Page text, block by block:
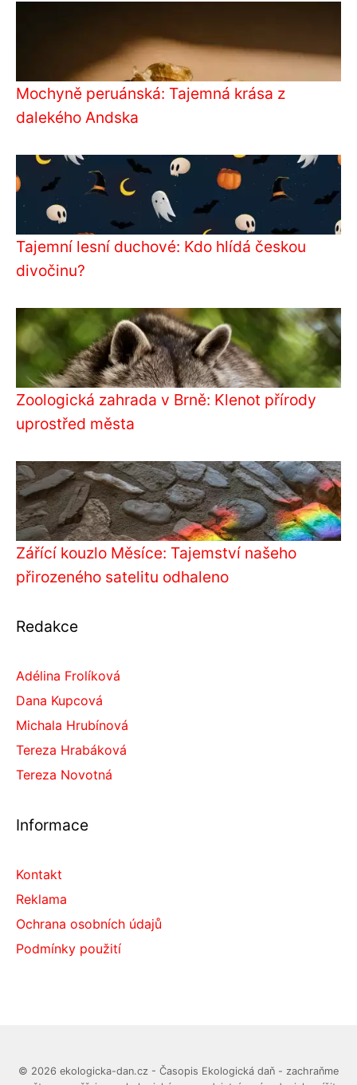
Mochyně peruánská: Tajemná krása z
dalekého Andska
Tajemní lesní duchové: Kdo hlídá českou
divočinu?
Zoologická zahrada v Brně: Klenot přírody
uprostřed města
Zářící kouzlo Měsíce: Tajemství našeho
přirozeného satelitu odhaleno
Redakce
Adélina Frolíková
Dana Kupcová
Michala Hrubínová
Tereza Hrabáková
Tereza Novotná
Informace
Kontakt
Reklama
Ochrana osobních údajů
Podmínky použití
© 2026 ekologicka-dan.cz - Časopis Ekologická daň - zachraňme